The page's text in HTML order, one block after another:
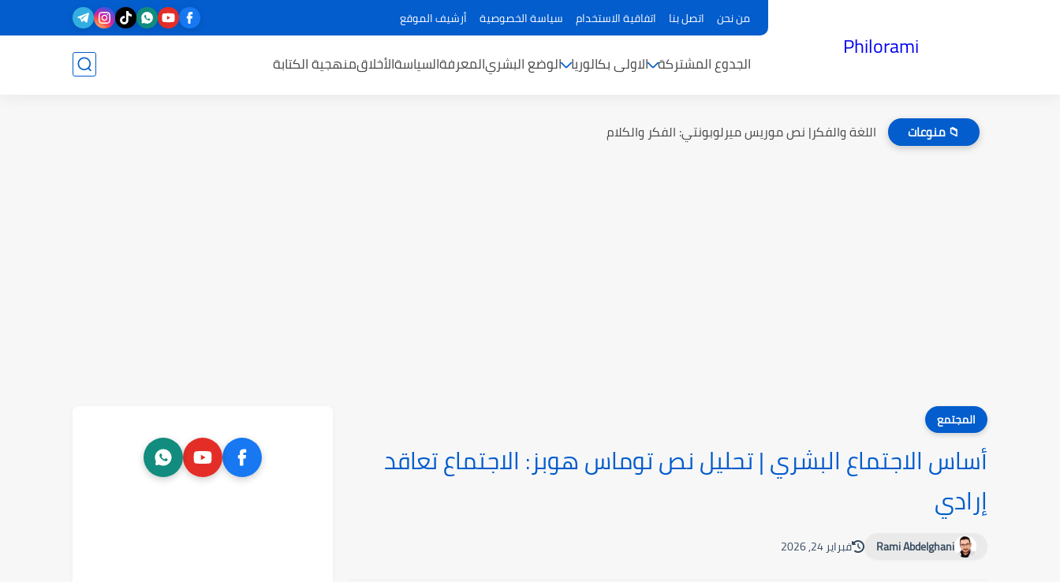
من نحن اتصل بنا اتفاقية الاستخدام سياسة الخصوصية أرشيف الموقع
Philorami
الجدوع المشتركة الاولى بكالوريا الوضع البشريالمعرفةالسياسةالأخلاقمنهجية الكتابة
📁 منوعات اللغة والفكر| نص موريس ميرلوبونتي: الفكر والكلام
المجتمع
أساس الاجتماع البشري | تحليل نص توماس هوبز: الاجتماع تعاقد
إرادي
Rami Abdelghani فبراير 24, 2026